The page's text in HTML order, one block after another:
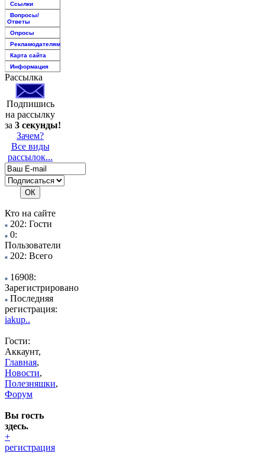
Ссылки
Вопросы/
Ответы
Опросы
Рекламодателям
Карта сайта
Информация
Рассылка
Подпишись
на рассылку
за 3 секунды!
Зачем?
Все виды
рассылок...
Кто на сайте
202: Гости
0:
Пользователи
202: Всего
16908:
Зарегистрировано
Последняя
регистрация:
iakup..
Гости:
Аккаунт,
Главная,
Новости,
Полезняшки,
Форум
Вы гость
здесь.
+
регистрация